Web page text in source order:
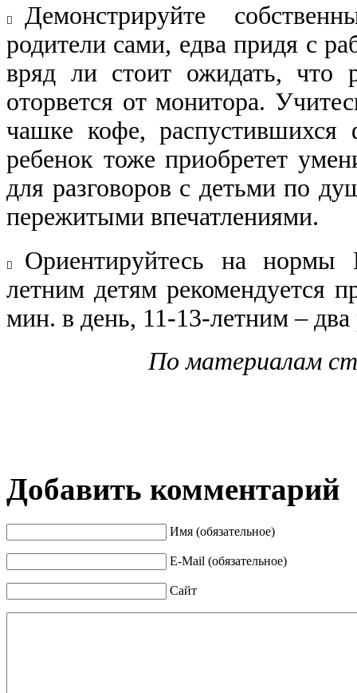
​
Демонстрируйте
родители сами, едва придя с
вряд ли стоит ожидать, что
оторвется от монитора.
чашке кофе,
ребенок тоже приобретет
для разго​воров с детьми по
пережитыми впечатле​ниями.
​
Ориентируйтесь на нормы
летним детям реко​мендуется
мин. в день, 11-13-летним –
По материалам
Добавить комментарий
Имя (обязательное)
E-Mail (обязательное)
Сайт